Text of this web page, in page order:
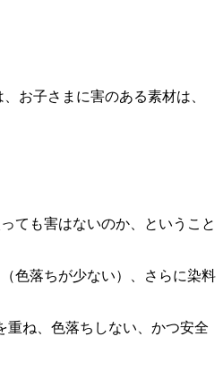
お子さまに害のある素材は、
ても害はないのか、ということ
色落ちが少ない）、さらに染料
重ね、色落ちしない、かつ安全